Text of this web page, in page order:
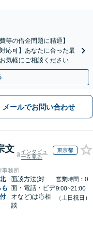
等の借金問題に精通】
応可】あなたに合った最
気軽にご相談ください。
す。
メールでお問い合わせ
文
インタビュ
ーを見る
東京都
事務所
も
面談方法(対
面・電話・ビデ
オなど)は応相
談
営業時間：0
9:00~21:00
（土日祝日）